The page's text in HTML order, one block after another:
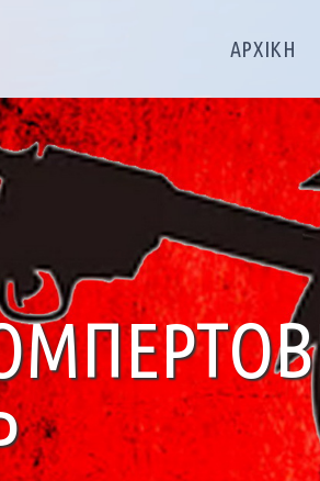
ΑΡΧΙΚΗ